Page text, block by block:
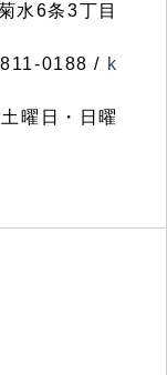
水6条3丁目
0188 / k
曜日・日曜